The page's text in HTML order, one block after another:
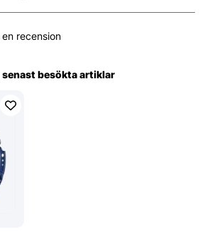
recension
senast besökta artiklar